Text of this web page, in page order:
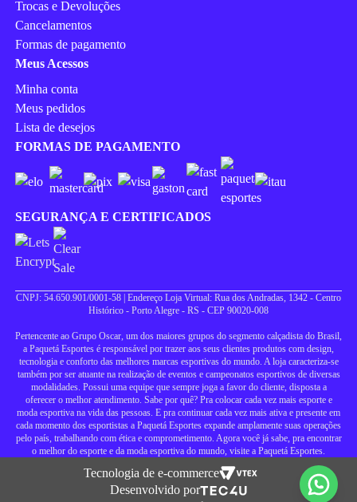
Trocas e Devoluções
Cancelamentos
Formas de pagamento
Meus Acessos
Minha conta
Meus pedidos
Lista de desejos
FORMAS DE PAGAMENTO
SEGURANÇA E CERTIFICADOS
CNPJ: 54.650.901/0001-58 | Endereço Loja Virtual: Rua dos Andradas, 1342 - Centro
Histórico - Porto Alegre - RS - CEP 90020-008
Pertencente ao Grupo Oscar, um dos maiores grupos do segmento calçadista do Brasil,
a Paquetá Esportes é responsável por trazer aos seus clientes produtos com design,
tecnologia e conforto das melhores marcas esportivas do mundo. A loja caracteriza-se
também por ser atuante na realização de eventos e campeonatos esportivos de diversas
modalidades. Possui uma equipe que sempre joga a favor do cliente, disposta a
oferecer o melhor atendimento. Sabe por quê? Pra colocar cada vez mais esporte e
moda esportiva na vida das pessoas. E pra continuar cada vez mais ativa e presente em
cada momento dos esportistas a Paquetá Esportes expande amplamente suas operações
pelo país, trabalhando com ética e comprometimento. Agora você já sabe, pra encontrar
o melhor do esporte e da moda esportiva do mundo, visite a Paquetá Esportes.
Tecnologia de e-commerce
Desenvolvido por